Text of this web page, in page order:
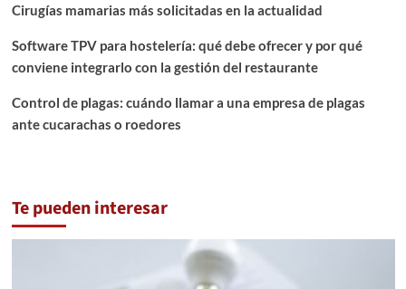
Cirugías mamarias más solicitadas en la actualidad
Software TPV para hostelería: qué debe ofrecer y por qué
conviene integrarlo con la gestión del restaurante
Control de plagas: cuándo llamar a una empresa de plagas
ante cucarachas o roedores
Te pueden interesar